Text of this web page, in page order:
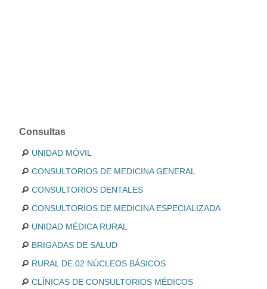
Consultas
UNIDAD MÓVIL
CONSULTORIOS DE MEDICINA GENERAL
CONSULTORIOS DENTALES
CONSULTORIOS DE MEDICINA ESPECIALIZADA
UNIDAD MÉDICA RURAL
BRIGADAS DE SALUD
RURAL DE 02 NÚCLEOS BÁSICOS
CLÍNICAS DE CONSULTORIOS MÉDICOS